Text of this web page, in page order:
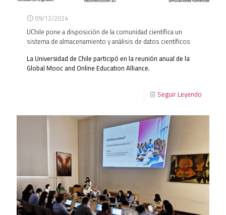
09/12/2024
UChile pone a disposición de la comunidad científica un
sistema de almacenamiento y análisis de datos científicos
La Universidad de Chile participó en la reunión anual de la
Global Mooc and Online Education Alliance.
Seguir Leyendo